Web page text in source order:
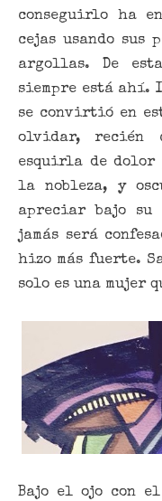
conseguirlo ha
cejas usando sus
argollas. De
siempre está ahí.
se convirtió en
olvidar, recién
esquirla de dolor
la nobleza, y
apreciar bajo su
jamás será
hizo más fuerte.
solo es una mujer
Bajo el ojo con